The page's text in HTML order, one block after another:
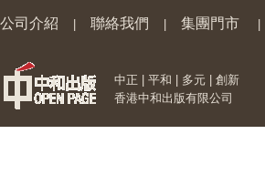
公司介紹 聯絡我們 集團門市
中正 | 平和 | 多元 | 創新
香港中和出版有限公司